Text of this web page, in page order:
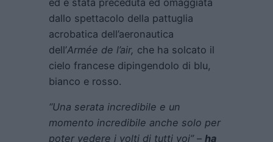
dallo spettacolo della pattuglia
acrobatica dell’aeronautica
dell’Armée de l’air, che ha solcato il
cielo francese dipingendolo di blu,
bianco e rosso.
“Una serata incredibile e un
momento incredibile anche solo per
poter vedere i volti di tutti voi”– ha